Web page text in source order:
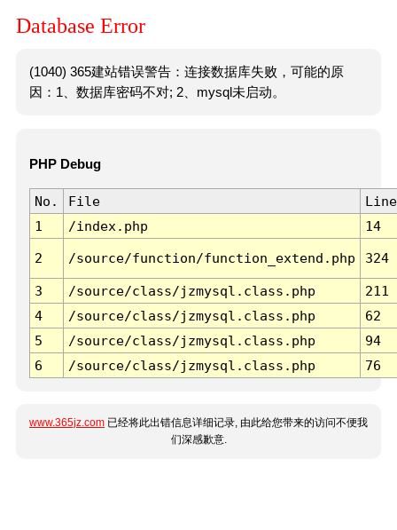
Database Error
(1040) 365建站错误警告：连接数据库失败，可能的原
因：1、数据库密码不对; 2、mysql未启动。
PHP Debug
No. File
Line
1
/index.php 14
2 /source/function/function_extend.php 324
3 /source/class/jzmysql.class.php
211
4
/source/class/jzmysql.class.php
62
5
/source/class/jzmysql.class.php
94
6
/source/class/jzmysql.class.php 76
www.365jz.com 已经将此出错信息详细记录, 由此给您带来的访问不便我
们深感歉意.